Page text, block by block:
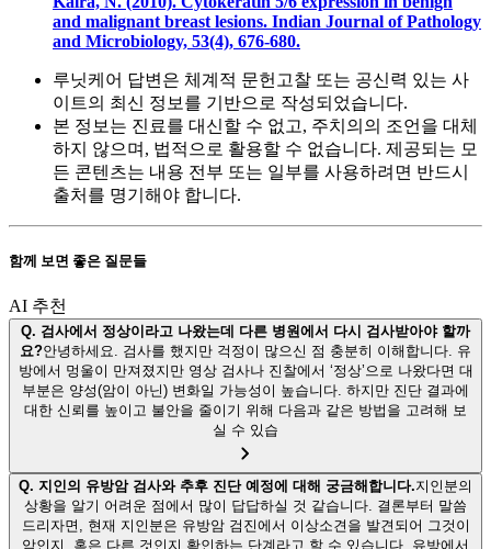
and malignant breast lesions. Indian Journal of Pathology
and Microbiology, 53(4), 676-680.
루닛케어 답변은 체계적 문헌고찰 또는 공신력 있는 사
이트의 최신 정보를 기반으로 작성되었습니다.
본 정보는 진료를 대신할 수 없고, 주치의의 조언을 대체
하지 않으며, 법적으로 활용할 수 없습니다. 제공되는 모
든 콘텐츠는 내용 전부 또는 일부를 사용하려면 반드시
출처를 명기해야 합니다.
함께 보면 좋은 질문들
AI 추천
Q. 검사에서 정상이라고 나왔는데 다른 병원에서 다시 검사받아야 할까
요?안녕하세요. 검사를 했지만 걱정이 많으신 점 충분히 이해합니다. 유
방에서 멍울이 만져졌지만 영상 검사나 진찰에서 ‘정상’으로 나왔다면 대
부분은 양성(암이 아닌) 변화일 가능성이 높습니다. 하지만 진단 결과에
대한 신뢰를 높이고 불안을 줄이기 위해 다음과 같은 방법을 고려해 보
실 수 있습
Q. 지인의 유방암 검사와 추후 진단 예정에 대해 궁금해합니다.지인분의
상황을 알기 어려운 점에서 많이 답답하실 것 같습니다. 결론부터 말씀
드리자면, 현재 지인분은 유방암 검진에서 이상소견을 발견되어 그것이
암인지, 혹은 다른 것인지 확인하는 단계라고 할 수 있습니다. 유방에서